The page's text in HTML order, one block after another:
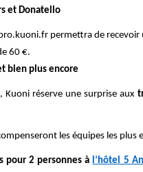
et Donatello
permettra de recevoir
60 €.
bien plus encore
Kuoni réserve une surprise aux
les équipes les plus
pour 2 personnes à l’hôtel 5